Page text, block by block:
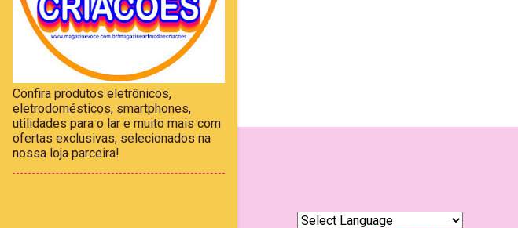
Confira produtos eletrônicos,
eletrodomésticos, smartphones,
utilidades para o lar e muito mais com
ofertas exclusivas, selecionados na
nossa loja parceira!